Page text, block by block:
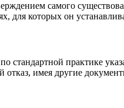
самого
для которых он
практике
имея другие